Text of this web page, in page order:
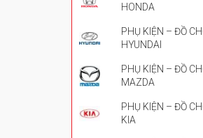
HONDA
PHỤ KIỆN – ĐỒ
HYUNDAI
PHỤ KIỆN – ĐỒ
MAZDA
PHỤ KIỆN – ĐỒ
KIA